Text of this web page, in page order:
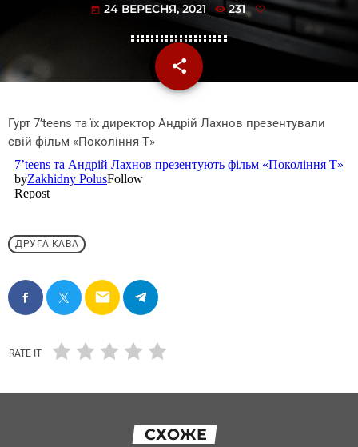
today 24 ВЕРЕСНЯ, 2021 231
share
email
Гурт 7’teens та їх директор Андрій Лахнов презентували
свій фільм «Покоління Т»
ДРУГА КАВА
email
RATE IT
СХОЖЕ